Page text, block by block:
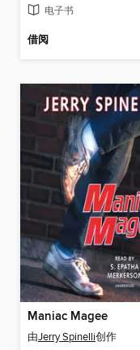
电子书
借阅
Maniac Magee
由Jerry Spinelli创作